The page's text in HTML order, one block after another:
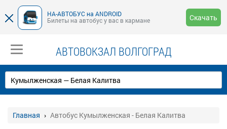
НА-АВТОБУС на ANDROID
Билеты на автобус у вас в кармане
Скачать
АВТОВОКЗАЛ ВОЛГОГРАД
Главная Автобус Кумылженская - Белая Калитва